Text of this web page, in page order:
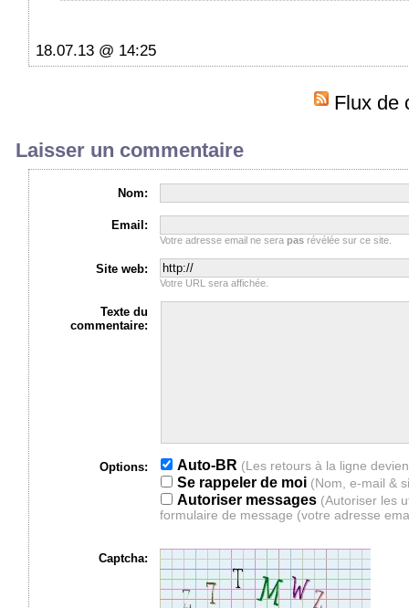
18.07.13 @ 14:25
Flux de
Laisser un commentaire
Nom:
Email:
Votre adresse email ne serapas révélée sur ce site.
Site web:
Votre URL sera affichée.
Texte du
commentaire:
Options:
Auto-BR
Se rappeler de moi (Nom, e-mail &
Autoriser messages (Autoriser les
formulaire de message (votre adresse
Captcha: